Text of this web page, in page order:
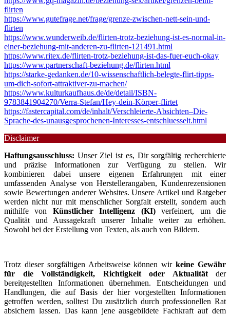
flirten
https://www.gutefrage.net/frage/grenze-zwischen-nett-sein-und-
flirten
https://www.wunderweib.de/flirten-trotz-beziehung-ist-es-normal-in-
einer-beziehung-mit-anderen-zu-flirten-121491.html
https://www.ritex.de/flirten-trotz-beziehung-ist-das-fuer-euch-okay
https://www.partnerschaft-beziehung.de/flirten.html
https://starke-gedanken.de/10-wissenschaftlich-belegte-flirt-tipps-
um-dich-sofort-attraktiver-zu-machen/
https://www.kulturkaufhaus.de/de/detail/ISBN-
9783841904270/Verra-Stefan/Hey-dein-Körper-flirtet
https://fastercapital.com/de/inhalt/Verschleierte-Absichten–Die-
Sprache-des-unausgesprochenen-Interesses-entschluesselt.html
Disclaimer
Haftungsausschluss: Unser Ziel ist es, Dir sorgfältig recherchierte
und präzise Informationen zur Verfügung zu stellen. Wir
kombinieren dabei unsere eigenen Erfahrungen mit einer
umfassenden Analyse von Herstellerangaben, Kundenrezensionen
sowie Bewertungen anderer Websites. Unsere Artikel und Ratgeber
werden nicht nur mit menschlicher Sorgfalt erstellt, sondern auch
mithilfe von Künstlicher Intelligenz (KI)verfeinert, um die
Qualität und Aussagekraft unserer Inhalte weiter zu erhöhen.
Sowohl bei der Erstellung von Texten, als auch von Bildern.
Trotz dieser sorgfältigen Arbeitsweise können wirkeine Gewähr
für die Vollständigkeit, Richtigkeit oder Aktualitätder
bereitgestellten Informationen übernehmen. Entscheidungen und
Handlungen, die auf Basis der hier vorgestellten Informationen
getroffen werden, solltest Du zusätzlich durch professionellen Rat
absichern lassen. Das kann jene ausgebildete Fachkraft auf dem